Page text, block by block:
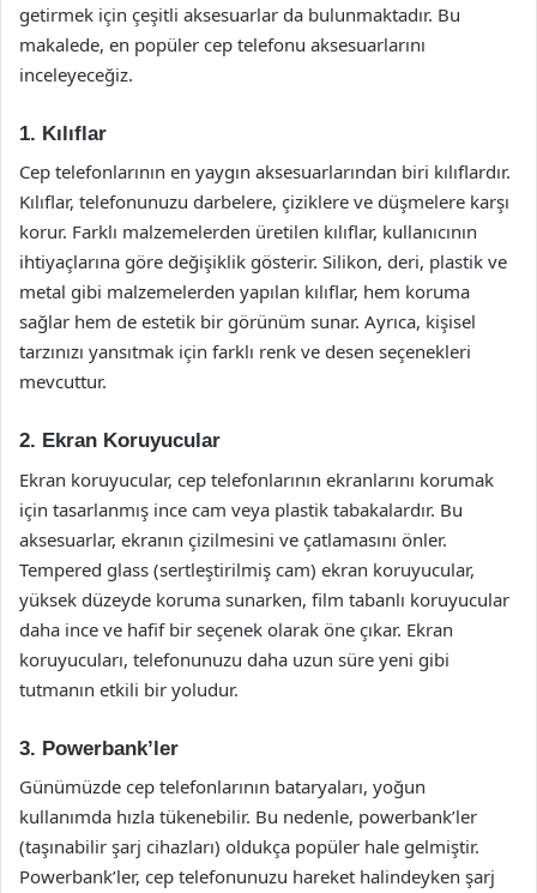
getirmek için çeşitli aksesuarlar da bulunmaktadır. Bu
makalede, en popüler cep telefonu aksesuarlarını
inceleyeceğiz.
1. Kılıflar
Cep telefonlarının en yaygın aksesuarlarından biri kılıflardır.
Kılıflar, telefonunuzu darbelere, çiziklere ve düşmelere karşı
korur. Farklı malzemelerden üretilen kılıflar, kullanıcının
ihtiyaçlarına göre değişiklik gösterir. Silikon, deri, plastik ve
metal gibi malzemelerden yapılan kılıflar, hem koruma
sağlar hem de estetik bir görünüm sunar. Ayrıca, kişisel
tarzınızı yansıtmak için farklı renk ve desen seçenekleri
mevcuttur.
2. Ekran Koruyucular
Ekran koruyucular, cep telefonlarının ekranlarını korumak
için tasarlanmış ince cam veya plastik tabakalardır. Bu
aksesuarlar, ekranın çizilmesini ve çatlamasını önler.
Tempered glass (sertleştirilmiş cam) ekran koruyucular,
yüksek düzeyde koruma sunarken, film tabanlı koruyucular
daha ince ve hafif bir seçenek olarak öne çıkar. Ekran
koruyucuları, telefonunuzu daha uzun süre yeni gibi
tutmanın etkili bir yoludur.
3. Powerbank’ler
Günümüzde cep telefonlarının bataryaları, yoğun
kullanımda hızla tükenebilir. Bu nedenle, powerbank’ler
(taşınabilir şarj cihazları) oldukça popüler hale gelmiştir.
Powerbank’ler, cep telefonunuzu hareket halindeyken şarj